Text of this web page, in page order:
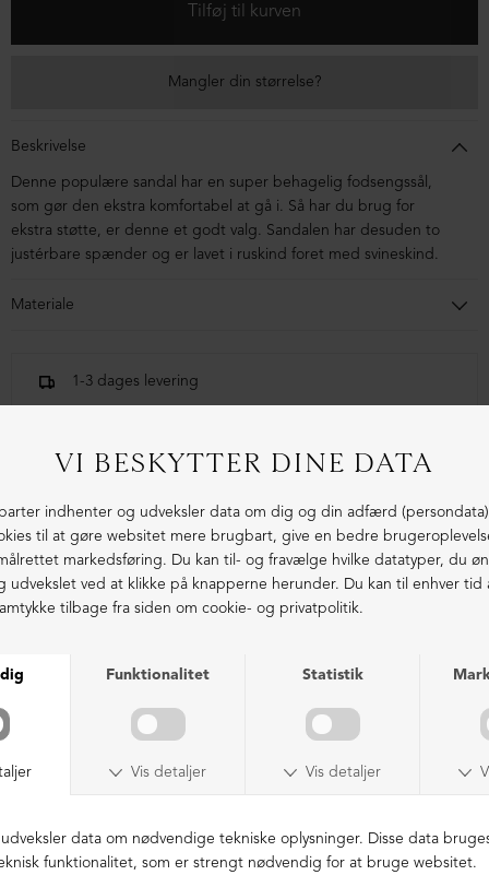
Mangler din størrelse?
Beskrivelse
Denne populære sandal har en super behagelig fodsengssål,
som gør den ekstra komfortabel at gå i. Så har du brug for
ekstra støtte, er denne et godt valg. Sandalen har desuden to
justérbare spænder og er lavet i ruskind foret med svineskind.
Materiale
1-3 dages levering
LIGNENDE PRODUKTER